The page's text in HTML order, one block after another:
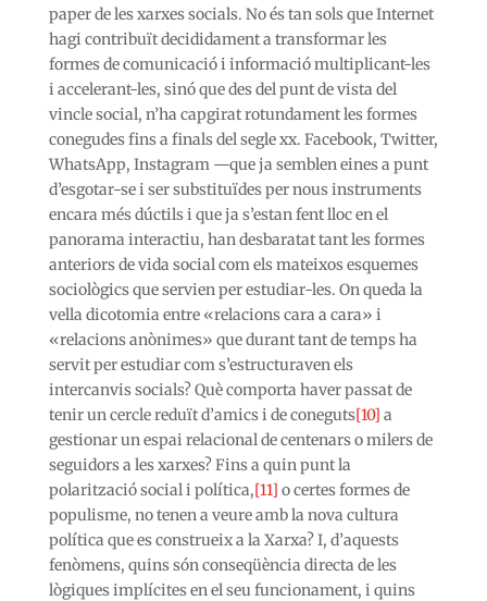
paper de les xarxes socials. No és tan sols que Internet
hagi contribuït decididament a transformar les
formes de comunicació i informació multiplicant-les
i accelerant-les, sinó que des del punt de vista del
vincle social, n’ha capgirat rotundament les formes
conegudes fins a finals del segle xx. Facebook, Twitter,
WhatsApp, Instagram —que ja semblen eines a punt
d’esgotar-se i ser substituïdes per nous instruments
encara més dúctils i que ja s’estan fent lloc en el
panorama interactiu, han desbaratat tant les formes
anteriors de vida social com els mateixos esquemes
sociològics que servien per estudiar-les. On queda la
vella dicotomia entre «relacions cara a cara» i
«relacions anònimes» que durant tant de temps ha
servit per estudiar com s’estructuraven els
intercanvis socials? Què comporta haver passat de
tenir un cercle reduït d’amics i de coneguts[10] a
gestionar un espai relacional de centenars o milers de
seguidors a les xarxes? Fins a quin punt la
polarització social i política,[11] o certes formes de
populisme, no tenen a veure amb la nova cultura
política que es construeix a la Xarxa? I, d’aquests
fenòmens, quins són conseqüència directa de les
lògiques implícites en el seu funcionament, i quins